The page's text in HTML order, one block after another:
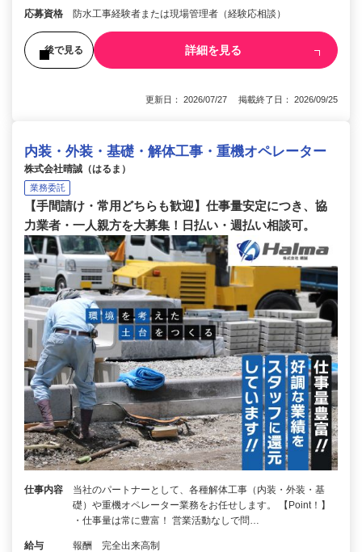
応募資格 防水工事経験者または現場管理者（経験応相談）
後で見る 詳細を見る
更新日： 2026/07/27 掲載終了日： 2026/09/25
内装・外装・基礎・解体工事・重機オペレーター
株式会社晴誠（はるま）
業務委託
【手間請け・常用どちらも歓迎】仕事量安定につき、協
力業者・一人親方を大募集！日払い・週払い相談可。
仕事内容
当社のパートナーとして、各種解体工事（内装・外装・基
礎）や重機オペレーター業務をお任せします。 【Point！】
・仕事量は常に豊富！ 営業活動なしで問…
給与 報酬 完全出来高制